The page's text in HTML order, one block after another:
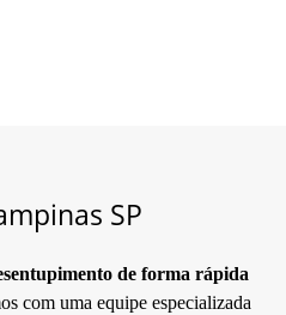
SP
de forma rápida
com uma equipe especializada